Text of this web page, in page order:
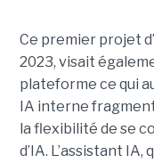
Ce premier projet
2023, visait
plateforme ce qui
IA interne
la flexibilité de se
d’IA. L’assistant IA,